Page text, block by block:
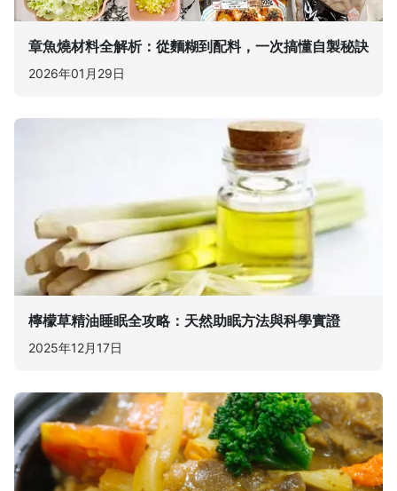
章魚燒材料全解析：從麵糊到配料，一次搞懂自製秘訣
2026年01月29日
檸檬草精油睡眠全攻略：天然助眠方法與科學實證
2025年12月17日